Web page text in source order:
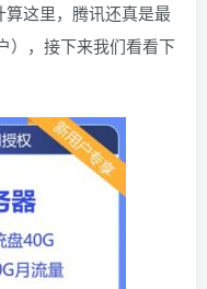
这里，腾讯还真是最
），接下来我们看看下